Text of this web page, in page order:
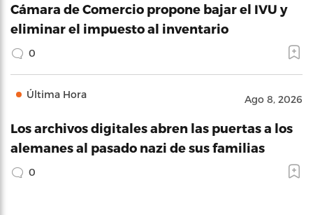
Cámara de Comercio propone bajar el IVU y
eliminar el impuesto al inventario
0
Última Hora Ago 8, 2026
Los archivos digitales abren las puertas a los
alemanes al pasado nazi de sus familias
0